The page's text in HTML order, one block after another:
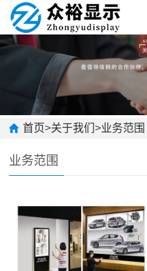
首页>关于我们>业务范围
业务范围